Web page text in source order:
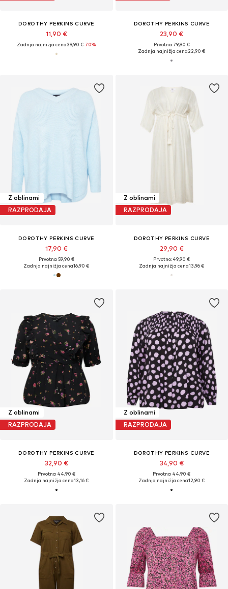
DOROTHY PERKINS CURVE
11,90 €
Zadnja najnižja cena39,90 €-70%
DOROTHY PERKINS CURVE
23,90 €
Prvotno: 79,90 €
Zadnja najnižja cena22,90 €
Z oblinami
RAZPRODAJA
DOROTHY PERKINS CURVE
17,90 €
Prvotno: 59,90 €
Zadnja najnižja cena16,90 €
Z oblinami
RAZPRODAJA
DOROTHY PERKINS CURVE
29,90 €
Prvotno: 49,90 €
Zadnja najnižja cena13,96 €
Z oblinami
RAZPRODAJA
DOROTHY PERKINS CURVE
32,90 €
Prvotno: 44,90 €
Zadnja najnižja cena13,16 €
Z oblinami
RAZPRODAJA
DOROTHY PERKINS CURVE
34,90 €
Prvotno: 44,90 €
Zadnja najnižja cena12,90 €